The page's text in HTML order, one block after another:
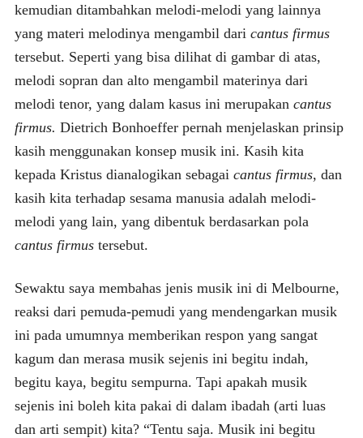
kemudian ditambahkan melodi-melodi yang lainnya
yang materi melodinya mengambil dari cantus firmus
tersebut. Seperti yang bisa dilihat di gambar di atas,
melodi sopran dan alto mengambil materinya dari
melodi tenor, yang dalam kasus ini merupakan cantus
firmus. Dietrich Bonhoeffer pernah menjelaskan prinsip
kasih menggunakan konsep musik ini. Kasih kita
kepada Kristus dianalogikan sebagai cantus firmus, dan
kasih kita terhadap sesama manusia adalah melodi-
melodi yang lain, yang dibentuk berdasarkan pola
cantus firmustersebut.
Sewaktu saya membahas jenis musik ini di Melbourne,
reaksi dari pemuda-pemudi yang mendengarkan musik
ini pada umumnya memberikan respon yang sangat
kagum dan merasa musik sejenis ini begitu indah,
begitu kaya, begitu sempurna. Tapi apakah musik
sejenis ini boleh kita pakai di dalam ibadah (arti luas
dan arti sempit) kita? “Tentu saja. Musik ini begitu